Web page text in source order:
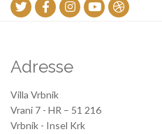
Adresse
Villa Vrbnik
Vrani 7 - HR – 51 216
Vrbnik - Insel Krk